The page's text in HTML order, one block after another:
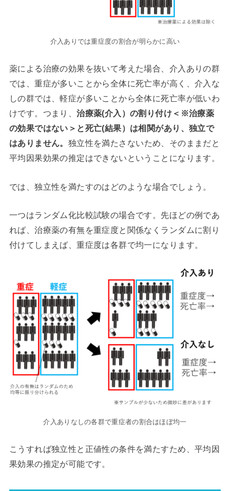
介入ありでは重症度の割合が明らかに高い
薬による治療の効果を抜いて考えた場合、介入ありの群
では、重症が多いことから全体に死亡率が高く、介入な
しの群では、軽症が多いことから全体に死亡率が低いわ
けです。つまり、治療薬(介入）の割り付け＜※治療薬
の効果ではない＞と死亡(結果）は相関があり、独立で
はありません。 独立性を満たさないため、そのままだと
平均因果効果の推定はできないということになります。
では、独立性を満たすのはどのような場合でしょう。
一つはランダム化比較試験の場合です。先ほどの例であ
れば、治療薬の有無を重症度と関係なくランダムに割り
付けてしまえば、重症度は各群で均一になります。
介入ありなしの各群で重症者の割合はほぼ均一
こうすれば独立性と正値性の条件を満たすため、平均因
果効果の推定が可能です。